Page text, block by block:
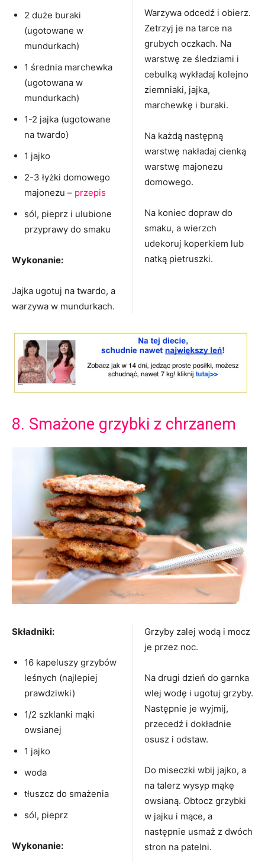
2 duże buraki
(ugotowane w
mundurkach)
1 średnia marchewka
(ugotowana w
mundurkach)
1-2 jajka (ugotowane
na twardo)
1 jajko
2-3 łyżki domowego
majonezu – przepis
sól, pieprz i ulubione
przyprawy do smaku
Wykonanie:
Jajka ugotuj na twardo, a
warzywa w mundurkach.
Warzywa odcedź i obierz.
Zetrzyj je na tarce na
grubych oczkach. Na
warstwę ze śledziami i
cebulką wykładaj kolejno
ziemniaki, jajka,
marchewkę i buraki.
Na każdą następną
warstwę nakładaj cienką
warstwę majonezu
domowego.
Na koniec dopraw do
smaku, a wierzch
udekoruj koperkiem lub
natką pietruszki.
8. Smażone grzybki z chrzanem
Składniki:
16 kapeluszy grzybów
leśnych (najlepiej
prawdziwki)
1/2 szklanki mąki
owsianej
1 jajko
woda
tłuszcz do smażenia
sól, pieprz
Wykonanie:
Grzyby zalej wodą i mocz
je przez noc.
Na drugi dzień do garnka
wlej wodę i ugotuj grzyby.
Następnie je wyjmij,
przecedź i dokładnie
osusz i odstaw.
Do miseczki wbij jajko, a
na talerz wysyp mąkę
owsianą. Obtocz grzybki
w jajku i mące, a
następnie usmaż z dwóch
stron na patelni.